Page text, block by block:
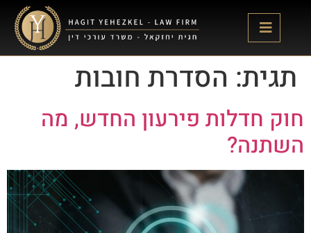
תגית: הסדרת חובות
חוק חדלות פירעון החדש, מה
השתנה?